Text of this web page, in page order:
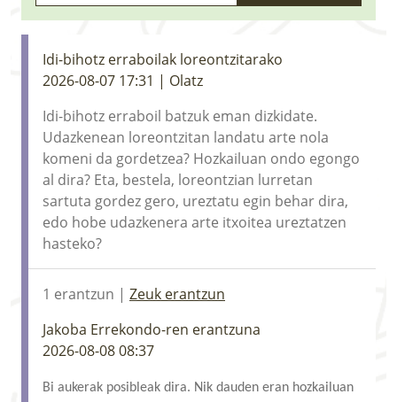
LURRAREN AGENDA
AZOKA
Idi-bihotz erraboilak loreontzitarako
2026-08-07 17:31 | Olatz
Idi-bihotz erraboil batzuk eman dizkidate.
Udazkenean loreontzitan landatu arte nola
komeni da gordetzea? Hozkailuan ondo egongo
al dira? Eta, bestela, loreontzian lurretan
sartuta gordez gero, ureztatu egin behar dira,
edo hobe udazkenera arte itxoitea ureztatzen
hasteko?
1 erantzun | Zeuk erantzun
Jakoba Errekondo-ren erantzuna
2026-08-08 08:37
Bi aukerak posibleak dira. Nik dauden eran hozkailuan